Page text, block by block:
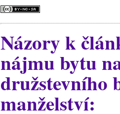
Názory k
nájmu bytu
družstevního
manželství: